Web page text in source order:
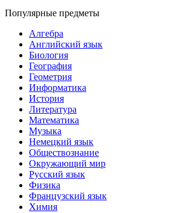
Популярные предметы
Алгебра
Английский язык
Биология
География
Геометрия
Информатика
История
Литература
Математика
Музыка
Немецкий язык
Обществознание
Окружающий мир
Русский язык
Физика
Французский язык
Химия